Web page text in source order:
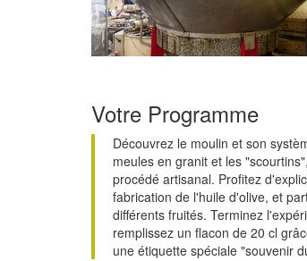
Votre Programme
Découvrez le moulin et son
meules en granit et les
procédé artisanal. Profitez
fabrication de l'huile d'olive, et
différents fruités. Terminez
remplissez un flacon de 20 cl
une étiquette spéciale "souvenir